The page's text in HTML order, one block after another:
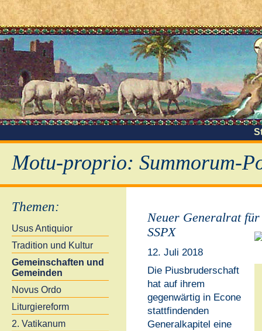
Motu-proprio: Summorum-
Themen:
Usus Antiquior
Tradition und Kultur
Gemeinschaften und
Gemeinden
Novus Ordo
Liturgiereform
2. Vatikanum
Neuer Generalrat für
SSPX
12. Juli 2018
Die Piusbruderschaft
hat auf ihrem
gegenwärtig in Econe
stattfindenden
Generalkapitel eine